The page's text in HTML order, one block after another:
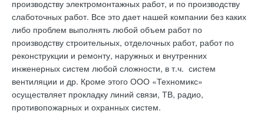
производству электромонтажных работ, и по производству
слаботочных работ. Все это дает нашей компании без каких
либо проблем выполнять любой объем работ по
производству строительных, отделочных работ, работ по
реконструкции и ремонту, наружных и внутренних
инженерных систем любой сложности, в т.ч. систем
вентиляции и др. Кроме этого ООО «Техномикс»
осуществляет прокладку линий связи, ТВ, радио,
противопожарных и охранных систем.